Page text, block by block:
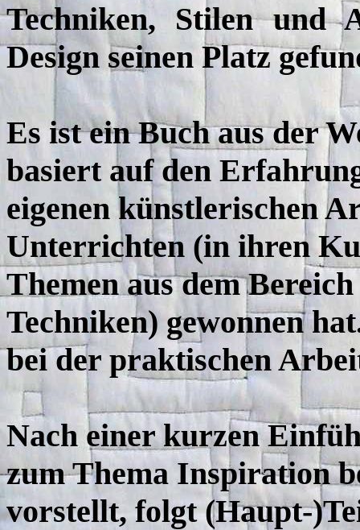
Techniken, Stilen und
Design seinen Platz
Es ist ein Buch aus der
basiert auf den
eigenen künstlerischen
Unterrichten (in ihren
Themen aus dem
Techniken) gewonnen
bei der praktischen
Nach einer kurzen
zum Thema Inspiration
vorstellt, folgt (Haupt-